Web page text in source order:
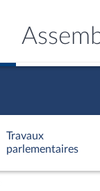
Travaux
parlementaires